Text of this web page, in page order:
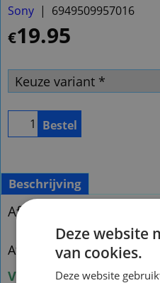
Sony 6949509957016
€19.95
Bestel
Beschrijving
Afstandsbediening Sony
Afstandsbediening Sony
Voorraad nieuw
Deze website
van cookies.
Deze website